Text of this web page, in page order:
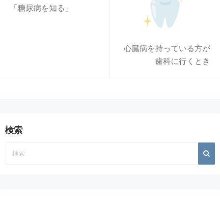
「糖尿病を知る」
心臓病を持っている方が
歯科に行くとき
検索